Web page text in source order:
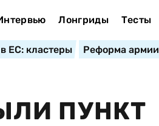
Лонгриды Тесты
ЕС: кластеры Реформа армии
ПУНКТ